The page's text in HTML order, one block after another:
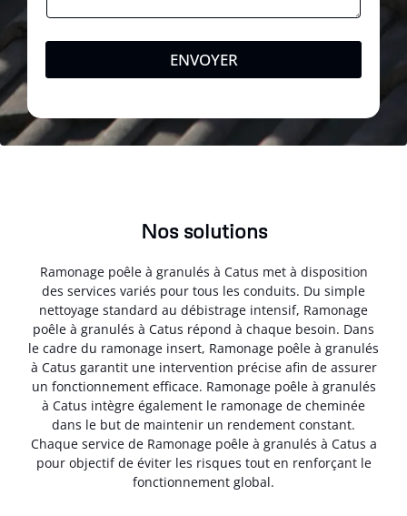
ENVOYER
Nos solutions
Ramonage poêle à granulés à Catus met à disposition
des services variés pour tous les conduits. Du simple
nettoyage standard au débistrage intensif, Ramonage
poêle à granulés à Catus répond à chaque besoin. Dans
le cadre du ramonage insert, Ramonage poêle à granulés
à Catus garantit une intervention précise afin de assurer
un fonctionnement efficace. Ramonage poêle à granulés
à Catus intègre également le ramonage de cheminée
dans le but de maintenir un rendement constant.
Chaque service de Ramonage poêle à granulés à Catus a
pour objectif de éviter les risques tout en renforçant le
fonctionnement global.